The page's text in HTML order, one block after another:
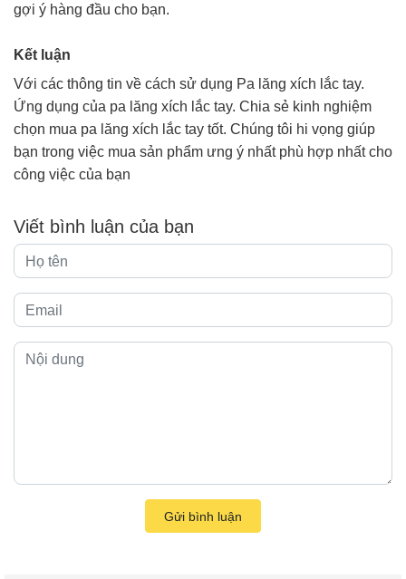
gợi ý hàng đầu cho bạn.
Kết luận
Với các thông tin về cách sử dụng Pa lăng xích lắc tay.
Ứng dụng của pa lăng xích lắc tay. Chia sẻ kinh nghiệm
chọn mua pa lăng xích lắc tay tốt. Chúng tôi hi vọng giúp
bạn trong việc mua sản phẩm ưng ý nhất phù hợp nhất cho
công việc của bạn
Viết bình luận của bạn
Gửi bình luận